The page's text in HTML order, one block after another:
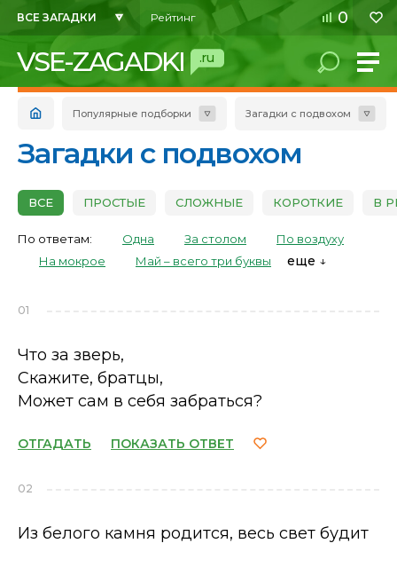
ВСЕ ЗАГАДКИ Рейтинг 0
VSE-ZAGADKI .ru
Популярные подборки Загадки с подвохом
Загадки с подвохом
ВСЕ ПРОСТЫЕ СЛОЖНЫЕ КОРОТКИЕ В
По ответам: Одна За столом
По воздуху
На мокрое
Май – всего три буквы еще
01
Что за зверь,
Скажите, братцы,
Может сам в себя забраться?
ОТГАДАТЬ ПОКАЗАТЬ ОТВЕТ
02
Из белого камня родится, весь свет будит